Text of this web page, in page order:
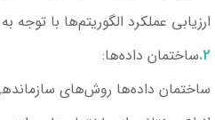
ارزیابی عملکرد الگوریتم‌ها با
ساختمان داده‌ها:
ساختمان داده‌ها روش‌های